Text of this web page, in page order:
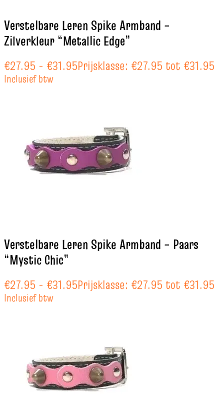
Verstelbare Leren Spike Armband –
Zilverkleur “Metallic Edge”
€27.95 - €31.95Prijsklasse: €27.95 tot €31.95
Inclusief btw
Verstelbare Leren Spike Armband – Paars
“Mystic Chic”
€27.95 - €31.95Prijsklasse: €27.95 tot €31.95
Inclusief btw